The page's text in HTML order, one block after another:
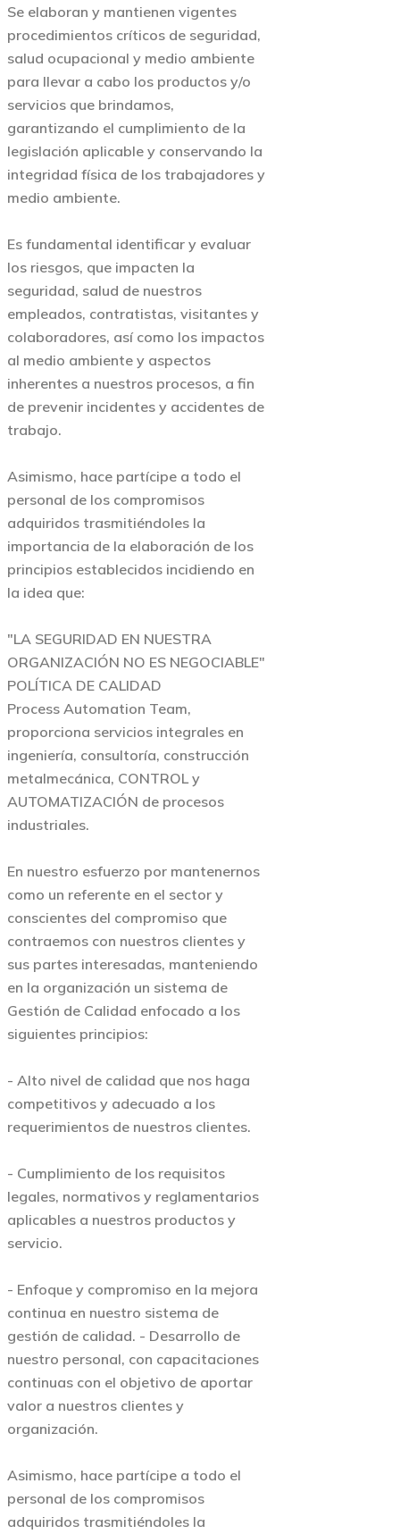
Se elaboran y mantienen vigentes
procedimientos críticos de seguridad,
salud ocupacional y medio ambiente
para llevar a cabo los productos y/o
servicios que brindamos,
garantizando el cumplimiento de la
legislación aplicable y conservando la
integridad física de los trabajadores y
medio ambiente.
Es fundamental identificar y evaluar
los riesgos, que impacten la
seguridad, salud de nuestros
empleados, contratistas, visitantes y
colaboradores, así como los impactos
al medio ambiente y aspectos
inherentes a nuestros procesos, a fin
de prevenir incidentes y accidentes de
trabajo.
Asimismo, hace partícipe a todo el
personal de los compromisos
adquiridos trasmitiéndoles la
importancia de la elaboración de los
principios establecidos incidiendo en
la idea que:
"LA SEGURIDAD EN NUESTRA
ORGANIZACIÓN NO ES NEGOCIABLE"
POLÍTICA DE CALIDAD
Process Automation Team,
proporciona servicios integrales en
ingeniería, consultoría, construcción
metalmecánica, CONTROL y
AUTOMATIZACIÓN de procesos
industriales.
En nuestro esfuerzo por mantenernos
como un referente en el sector y
conscientes del compromiso que
contraemos con nuestros clientes y
sus partes interesadas, manteniendo
en la organización un sistema de
Gestión de Calidad enfocado a los
siguientes principios:
- Alto nivel de calidad que nos haga
competitivos y adecuado a los
requerimientos de nuestros clientes.
- Cumplimiento de los requisitos
legales, normativos y reglamentarios
aplicables a nuestros productos y
servicio.
- Enfoque y compromiso en la mejora
continua en nuestro sistema de
gestión de calidad. - Desarrollo de
nuestro personal, con capacitaciones
continuas con el objetivo de aportar
valor a nuestros clientes y
organización.
Asimismo, hace partícipe a todo el
personal de los compromisos
adquiridos trasmitiéndoles la